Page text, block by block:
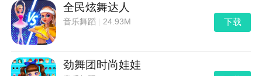
全民炫舞达人
音乐舞蹈 |24.93M 下载
劲舞团时尚娃娃